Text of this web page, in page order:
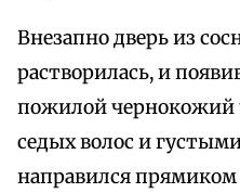
Внезапно дверь из
растворилась, и
пожилой чернокожий
седых волос и
направился прямиком